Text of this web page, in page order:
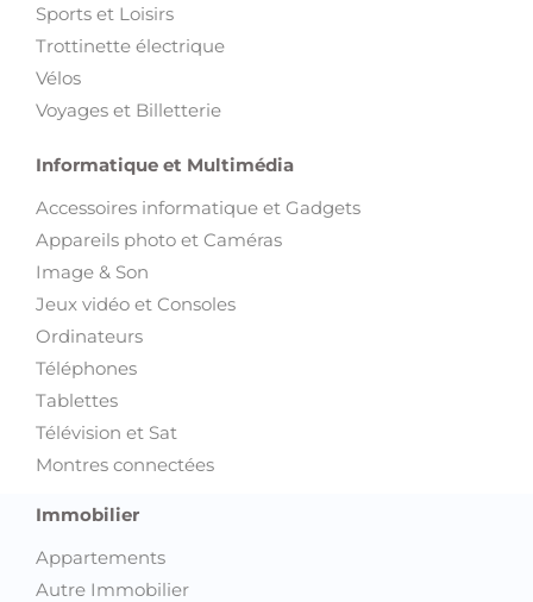
Sports et Loisirs
Trottinette électrique
Vélos
Voyages et Billetterie
Informatique et Multimédia
Accessoires informatique et Gadgets
Appareils photo et Caméras
Image & Son
Jeux vidéo et Consoles
Ordinateurs
Téléphones
Tablettes
Télévision et Sat
Montres connectées
Immobilier
Appartements
Autre Immobilier